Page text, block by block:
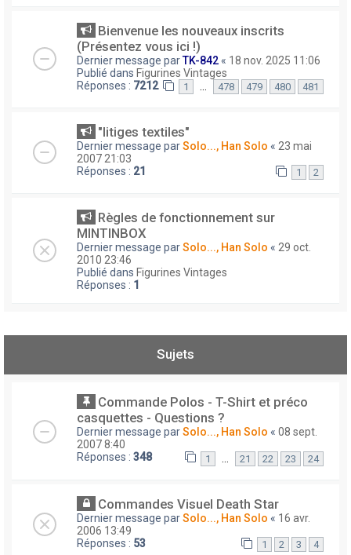
Bienvenue les nouveaux inscrits
(Présentez vous ici !)
Dernier message parTK-842 « 18 nov. 2025 11:06
Publié dans Figurines Vintages
Réponses : 7212 1 … 478 479 480 481
"litiges textiles"
Dernier message parSolo..., Han Solo « 23 mai
2007 21:03
Réponses : 21 1 2
Règles de fonctionnement sur
MINTINBOX
Dernier message parSolo..., Han Solo « 29 oct.
2010 23:46
Publié dans Figurines Vintages
Réponses : 1
Sujets
Commande Polos - T-Shirt et préco
casquettes - Questions ?
Dernier message parSolo..., Han Solo « 08 sept.
2007 8:40
Réponses : 348 1 21 22 23 24
Commandes Visuel Death Star
Dernier message parSolo..., Han Solo « 16 avr.
2006 13:49
Réponses : 53 1 2 3 4